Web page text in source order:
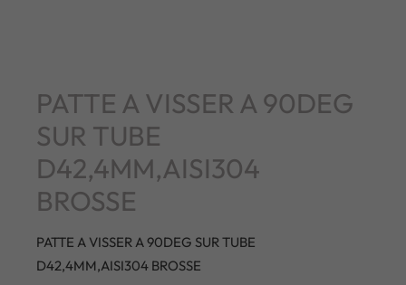
PATTE A VISSER A 90DEG
SUR TUBE
D42,4MM,AISI304
BROSSE
PATTE A VISSER A 90DEG SUR TUBE
D42,4MM,AISI304 BROSSE